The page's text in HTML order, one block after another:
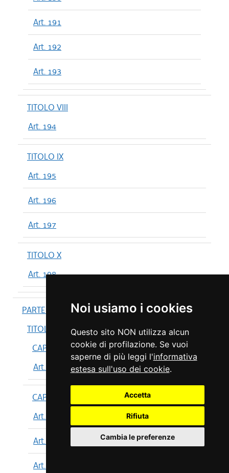
Noi usiamo i cookies
Questo sito NON utilizza alcun
cookie di profilazione. Se vuoi
saperne di più leggi l'informativa
estesa sull'uso dei cookie.
Accetta
Rifiuta
Cambia le preferenze
Art. 191
Art. 192
Art. 193
TITOLO VIII
Art. 194
TITOLO IX
Art. 195
Art. 196
Art. 197
TITOLO X
Art. 198
PARTE IV
TITOLO I
CAPO I
Art. 199
CAPO II
Art. 200
Art. 201
Art. 202